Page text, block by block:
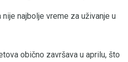
najbolje vreme za uživanje u
obično završava u aprilu, što